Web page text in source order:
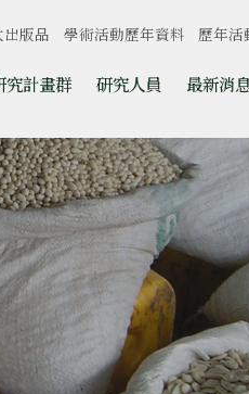
Content
究計畫群 研究人員 最新消
出版品 學術活動歷年資料 歷年活